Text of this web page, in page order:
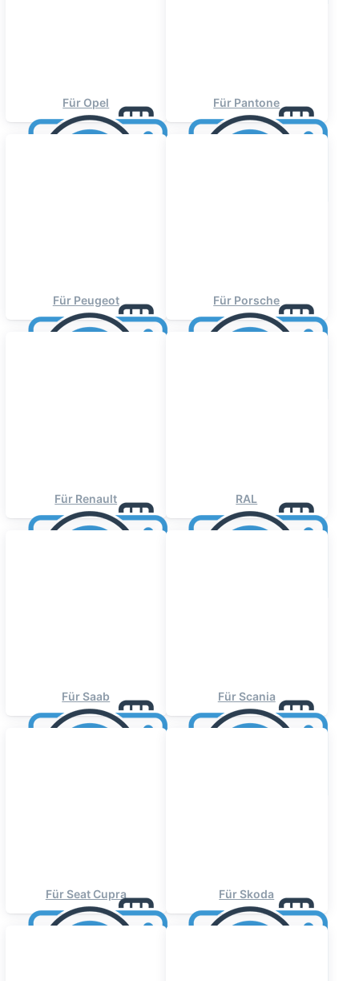
Für Opel Für Pantone
Für Peugeot Für Porsche
Für Renault RAL
Für Saab Für Scania
Für Seat Cupra Für Skoda